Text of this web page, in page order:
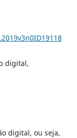
digital,
digital, ou seja,